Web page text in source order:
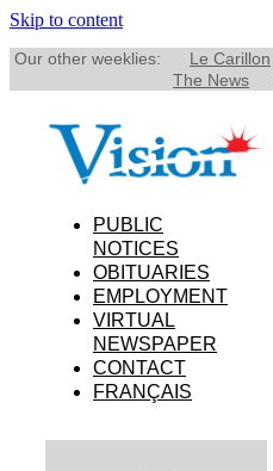
Skip to content
Our other weeklies: Le Carillon
The News
PUBLIC
NOTICES
OBITUARIES
EMPLOYMENT
VIRTUAL
NEWSPAPER
CONTACT
FRANÇAIS